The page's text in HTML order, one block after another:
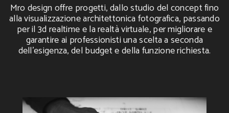
Mro design offre progetti, dallo studio del concept fino
alla visualizzazione architettonica fotografica, passando
per il 3d realtime e la realtà virtuale, per migliorare e
garantire ai professionisti una scelta a seconda
dell'esigenza, del budget e della funzione richiesta.